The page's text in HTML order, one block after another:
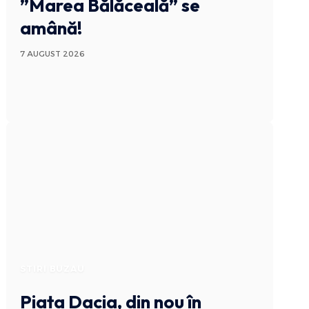
”Marea Bălăceală” se
amână!
7 AUGUST 2026
Piața Dacia, din nou în